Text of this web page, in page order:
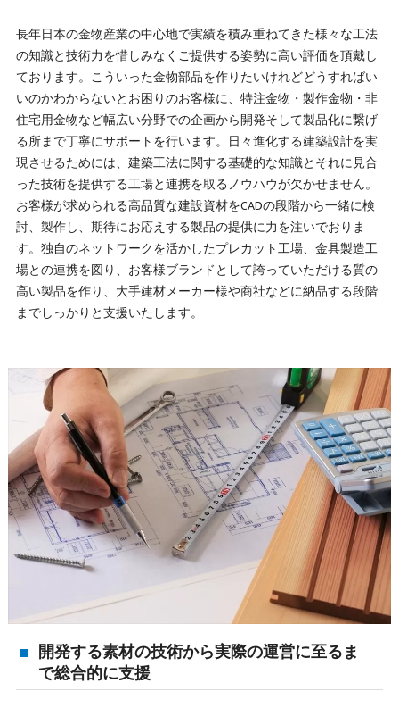
長年日本の金物産業の中心地で実績を積み重ねてきた様々な工法
の知識と技術力を惜しみなくご提供する姿勢に高い評価を頂戴し
ております。こういった金物部品を作りたいけれどどうすればい
いのかわからないとお困りのお客様に、特注金物・製作金物・非
住宅用金物など幅広い分野での企画から開発そして製品化に繋げ
る所まで丁寧にサポートを行います。日々進化する建築設計を実
現させるためには、建築工法に関する基礎的な知識とそれに見合
った技術を提供する工場と連携を取るノウハウが欠かせません。
お客様が求められる高品質な建設資材をCADの段階から一緒に検
討、製作し、期待にお応えする製品の提供に力を注いでおりま
す。独自のネットワークを活かしたプレカット工場、金具製造工
場との連携を図り、お客様ブランドとして誇っていただける質の
高い製品を作り、大手建材メーカー様や商社などに納品する段階
までしっかりと支援いたします。
開発する素材の技術から実際の運営に至るま
で総合的に支援